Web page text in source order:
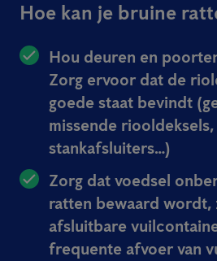
Hoe kan je bruine
Hou deuren en
Zorg ervoor dat de
goede staat bevindt
missende
stankafsluiters…)
Zorg dat voedsel
ratten bewaard wordt,
afsluitbare
frequente afvoer van